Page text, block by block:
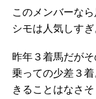
このメンバーな
シモは人気しすぎ
昨年３着馬だが
乗っての少差３
きることはなさ